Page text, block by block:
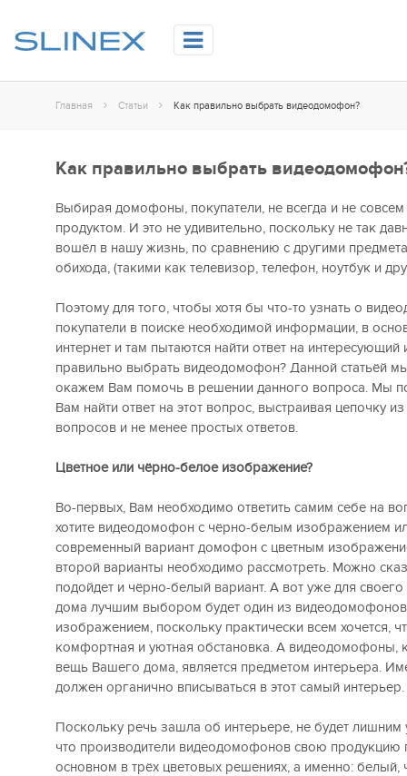
Главная Статьи Как правильно выбрать видеодомофон?
Как правильно выбрать
Выбирая домофоны, покупатели, не всегда и не
продуктом. И это не удивительно, поскольку не так
вошёл в нашу жизнь, по сравнению с другими
обихода, (такими как телевизор, телефон, ноутбук и
Поэтому для того, чтобы хотя бы что-то узнать о
покупатели в поиске необходимой информации, в
интернет и там пытаются найти ответ на интересующий
правильно выбрать видеодомофон? Данной статьёй
окажем Вам помочь в решении данного вопроса. Мы
Вам найти ответ на этот вопрос, выстраивая цепочку
вопросов и не менее простых ответов.
Цветное или чёрно-белое изображение?
Во-первых, Вам необходимо ответить самим себе на
хотите видеодомофон с чёрно-белым изображением
современный вариант домофон с цветным
второй варианты необходимо рассмотреть. Можно
подойдет и чёрно-белый вариант. А вот уже для своего
дома лучшим выбором будет один из
изображением, поскольку практически всем хочется,
комфортная и уютная обстановка. А видеодомофоны,
вещь Вашего дома, является предметом интерьера.
должен органично вписываться в этот самый интерьер.
Поскольку речь зашла об интерьере, не будет лишним
что производители видеодомофонов свою продукцию
основном в трёх цветовых решениях, а именно: